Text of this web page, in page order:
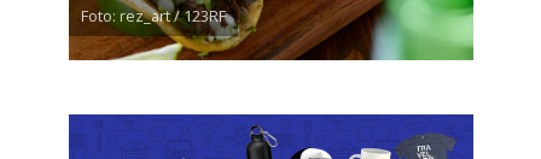
Foto: rez_art / 123RF